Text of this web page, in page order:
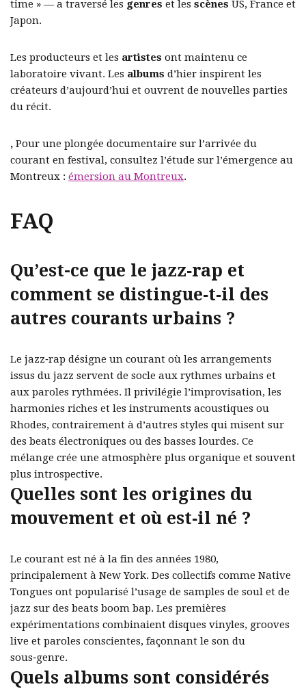
time » — a traversé les genres et les scènes US, France et
Japon.
Les producteurs et les artistes ont maintenu ce
laboratoire vivant. Les albums d’hier inspirent les
créateurs d’aujourd’hui et ouvrent de nouvelles parties
du récit.
, Pour une plongée documentaire sur l’arrivée du
courant en festival, consultez l’étude sur l’émergence au
Montreux : émersion au Montreux.
FAQ
Qu’est-ce que le jazz‑rap et
comment se distingue‑t‑il des
autres courants urbains ?
Le jazz‑rap désigne un courant où les arrangements
issus du jazz servent de socle aux rythmes urbains et
aux paroles rythmées. Il privilégie l’improvisation, les
harmonies riches et les instruments acoustiques ou
Rhodes, contrairement à d’autres styles qui misent sur
des beats électroniques ou des basses lourdes. Ce
mélange crée une atmosphère plus organique et souvent
plus introspective.
Quelles sont les origines du
mouvement et où est‑il né ?
Le courant est né à la fin des années 1980,
principalement à New York. Des collectifs comme Native
Tongues ont popularisé l’usage de samples de soul et de
jazz sur des beats boom bap. Les premières
expérimentations combinaient disques vinyles, grooves
live et paroles conscientes, façonnant le son du
sous‑genre.
Quels albums sont considérés